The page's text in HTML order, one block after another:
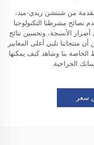
من شنتشن ريدي-ميد،
نصائح مشرطنا التكنولوجيا
أضرار الأنسجة، وتحسين نتائج
منتجاتنا تلبي أعلى المعايير
بنا وشاهد كيف يمكنها
الجراحية.
سعر